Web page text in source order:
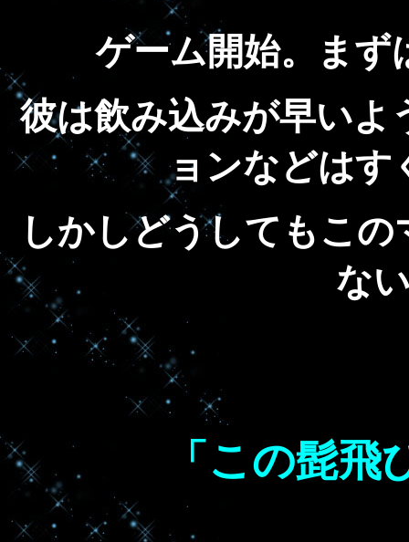
ゲーム開始。まず
彼は飲み込みが早いよ
ョンなどはす
しかしどうしてもこ
な
「この髭